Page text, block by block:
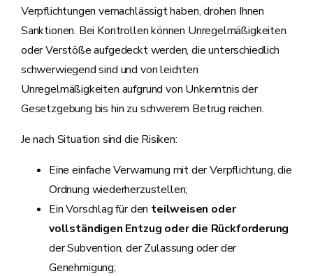
Verpflichtungen vernachlässigt haben, drohen Ihnen
Sanktionen. Bei Kontrollen können Unregelmäßigkeiten
oder Verstöße aufgedeckt werden, die unterschiedlich
schwerwiegend sind und von leichten
Unregelmäßigkeiten aufgrund von Unkenntnis der
Gesetzgebung bis hin zu schwerem Betrug reichen.
Je nach Situation sind die Risiken:
Eine einfache Verwarnung mit der Verpflichtung, die
Ordnung wiederherzustellen;
Ein Vorschlag für den teilweisen oder
vollständigen Entzug oder die Rückforderung
der Subvention, der Zulassung oder der
Genehmigung;